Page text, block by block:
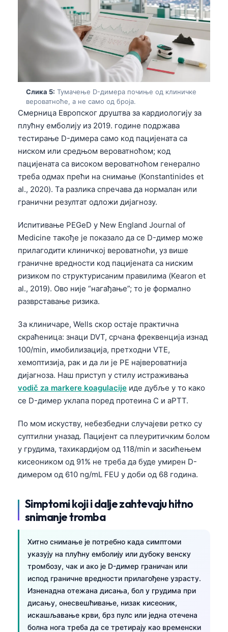
Слика 5: Тумачење D-димера почиње од клиничке
вероватноће, а не само од броја.
Смерница Европског друштва за кардиологију за
плућну емболију из 2019. године подржава
тестирање D-димера само код пацијената са
ниском или средњом вероватноћом; код
пацијената са високом вероватноћом генерално
треба одмах прећи на снимање (Konstantinides et
al., 2020). Та разлика спречава да нормалан или
гранични резултат одложи дијагнозу.
Испитивање PEGeD у New England Journal of
Medicine такође је показало да се D-димер може
прилагодити клиничкој вероватноћи, уз више
граничне вредности код пацијената са ниским
ризиком по структурисаним правилима (Kearon et
al., 2019). Ово није “нагађање”; то је формално
разврставање ризика.
За клиничаре, Wells скор остаје практична
скраћеница: знаци DVT, срчана фреквенција изнад
100/min, имобилизација, претходни VTE,
хемоптизија, рак и да ли је PE највероватнија
дијагноза. Наш приступ у стилу истраживања
vodič za markere koagulacije иде дубље у то како
се D-димер уклапа поред протеина C и aPTT.
По мом искуству, небезбедни случајеви ретко су
суптилни уназад. Пацијент са плеуритичким болом
у грудима, тахикардијом од 118/min и засићењем
кисеоником од 91% не треба да буде умирен D-
димером од 610 ng/mL FEU у доби од 68 година.
Simptomi koji i dalje zahtevaju hitno
snimanje tromba
Хитно снимање је потребно када симптоми
указују на плућну емболију или дубоку венску
тромбозу, чак и ако је D-димер граничан или
испод граничне вредности прилагођене узрасту.
Изненадна отежана дисања, бол у грудима при
дисању, онесвешћивање, низак кисеоник,
искашљавање крви, брз пулс или једна отечена
болна нога треба да се третирају као временски
Монгол
ພາສາລາວ
Basa Jawa
Cebuano
ئۇيغۇرچە
Татар теле
Беларуская мова
Frysk
Ślōnskŏ gŏdka
Norsk bokmål